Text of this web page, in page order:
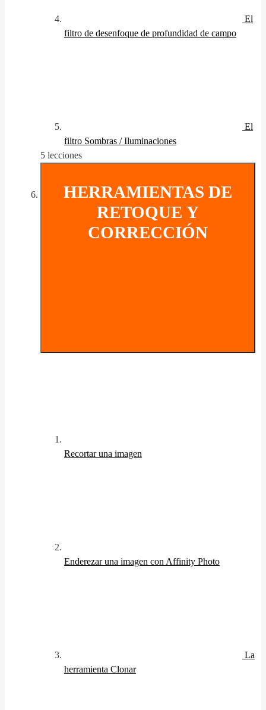
El
filtro de desenfoque de profundidad de campo
El
filtro Sombras / Iluminaciones
5 lecciones
HERRAMIENTAS DE
RETOQUE Y
CORRECCIÓN
Recortar una imagen
Enderezar una imagen con Affinity Photo
La
herramienta Clonar